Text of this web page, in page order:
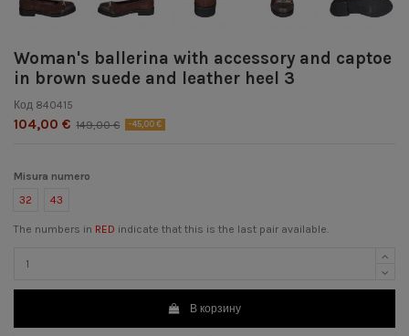
Woman's ballerina with accessory and captoe
in brown suede and leather heel 3
Код 840415
104,00 € 149,00 € -45,00 €
Misura numero
32
43
The numbers in RED indicate that this is the last pair available.
В корзину